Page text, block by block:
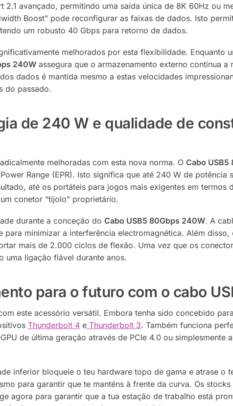
avançado, permitindo uma saída única de 8K 60Hz ou
Boost" pode reconfigurar as faixas de dados. Isto
um robusto 40 Gbps para retorno de dados.
melhorados por esta flexibilidade. Enquanto
240Wassegura que o armazenamento externo continua a
dados é mantida mesmo a estas velocidades
do passado.
de 240 W e qualidade de
melhoradas com esta nova norma. O Cabo
Range (EPR). Isto significa que até 240 W de potência
até os portáteis para jogos mais exigentes em termos
conetor “tijolo" proprietário.
durante a conceção do Cabo USB5 80Gbps 240W. A
minimizar a interferência electromagnética. Além disso,
mais de 2.000 ciclos de flexão. Uma vez que os
uma ligação fiável durante anos.
para o futuro com o cabo
este acessório versátil. Embora tenha sido concebido
Thunderbolt 4eThunderbolt 3. Também funciona
de última geração através de PCIe 4.0 ou simplesmente
inferior bloqueie o teu hardware topo de gama e atrase o
para garantir que te manténs à frente da curva. Os
agora para garantir que a tua estação de trabalho está